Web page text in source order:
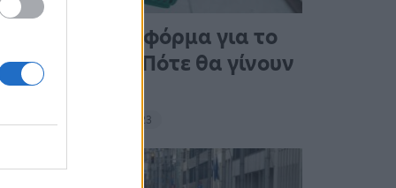
Άνοιξε η πλατφόρμα για το
Market Pass – Πότε θα γίνουν
οι πληρωμές
15:13 - 15 Σεπτεμβρίου 2023